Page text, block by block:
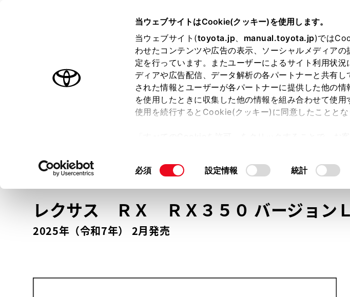
当ウェブサイトはCookie(クッキー)を使用します。
当ウェブサイト(toyota.jp、 manual.toyota.jp)では
わせたコンテンツや広告の表示、ソーシャルメディア
定を行っています。またユーザーによるサイト利用状
ディアや広告配信、データ解析の各パートナーと共有
された情報とユーザーが各パートナーに提供した他の
を使用したときに収集した他の情報を組み合わせて使
使用を続行するとCookie(クッキー)に同意したこととな
て」をご覧ください。
同
選
択
必須 設定情報 統計
オーナーサポート トピックス
トヨタ認定中古車
トヨタ認定中古車の魅力 3つの買い方 オンライン購入お気に入り 保存し
の選択 モデル・年式・グレ
レクサス ＲＸＲＸ３５０ バージョン
2025年（令和7年） 2月発売